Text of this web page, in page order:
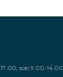
sob 9:00-14:00